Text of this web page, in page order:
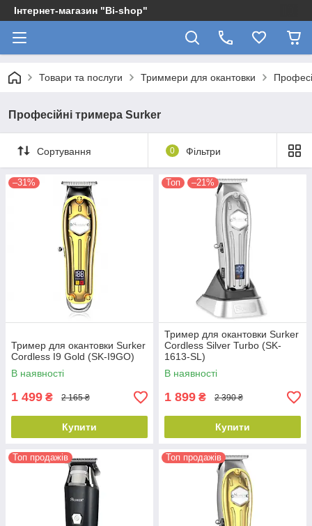
Інтернет-магазин "Bi-shop"
Товари та послуги Триммери для окантовки
Професійні тримера Surker
Сортування 0 Фільтри
–31%
Тример для окантовки Surker
Сordless I9 Gold (SK-I9GO)
В наявності
1 499 ₴ 2 165 ₴
Купити
Топ –21%
Тример для окантовки Surker
Сordless Silver Turbo (SK-
1613-SL)
В наявності
1 899 ₴ 2 390 ₴
Купити
Топ продажів Топ продажів